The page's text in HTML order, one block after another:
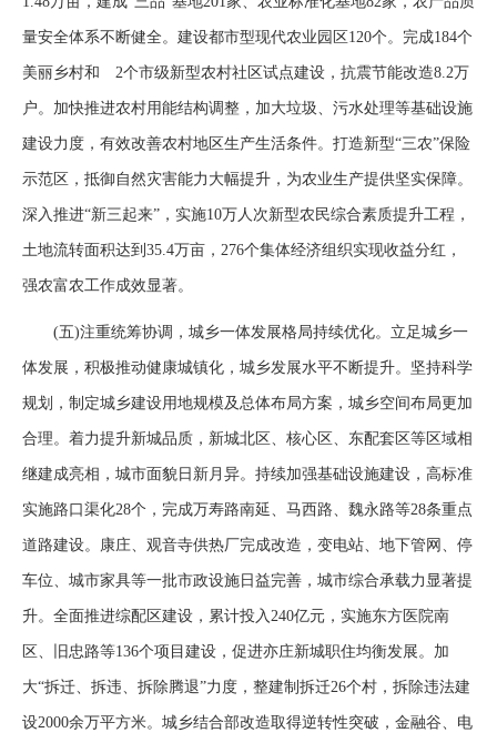
量安全体系不断健全。建设都市型现代农业园区120个。完成184个
美丽乡村和 2个市级新型农村社区试点建设，抗震节能改造8.2万
户。加快推进农村用能结构调整，加大垃圾、污水处理等基础设施
建设力度，有效改善农村地区生产生活条件。打造新型“三农”保险
示范区，抵御自然灾害能力大幅提升，为农业生产提供坚实保障。
深入推进“新三起来”，实施10万人次新型农民综合素质提升工程，
土地流转面积达到35.4万亩，276个集体经济组织实现收益分红，
强农富农工作成效显著。
(五)注重统筹协调，城乡一体发展格局持续优化。立足城乡一
体发展，积极推动健康城镇化，城乡发展水平不断提升。坚持科学
规划，制定城乡建设用地规模及总体布局方案，城乡空间布局更加
合理。着力提升新城品质，新城北区、核心区、东配套区等区域相
继建成亮相，城市面貌日新月异。持续加强基础设施建设，高标准
实施路口渠化28个，完成万寿路南延、马西路、魏永路等28条重点
道路建设。康庄、观音寺供热厂完成改造，变电站、地下管网、停
车位、城市家具等一批市政设施日益完善，城市综合承载力显著提
升。全面推进综配区建设，累计投入240亿元，实施东方医院南
区、旧忠路等136个项目建设，促进亦庄新城职住均衡发展。加
大“拆迁、拆违、拆除腾退”力度，整建制拆迁26个村，拆除违法建
设2000余万平方米。城乡结合部改造取得逆转性突破，金融谷、电